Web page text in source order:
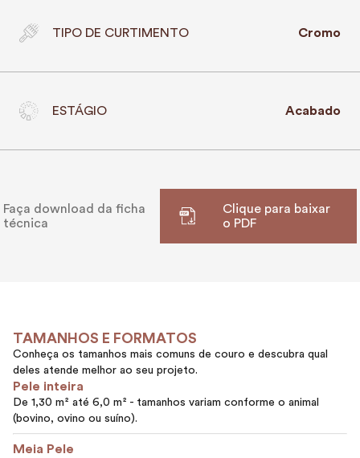
TIPO DE CURTIMENTO Cromo
ESTÁGIO Acabado
Faça download da ficha
técnica
Clique para baixar
o PDF
TAMANHOS E FORMATOS
Conheça os tamanhos mais comuns de couro e descubra qual
deles atende melhor ao seu projeto.
Pele inteira
De 1,30 m² até 6,0 m² - tamanhos variam conforme o animal
(bovino, ovino ou suíno).
Meia Pele